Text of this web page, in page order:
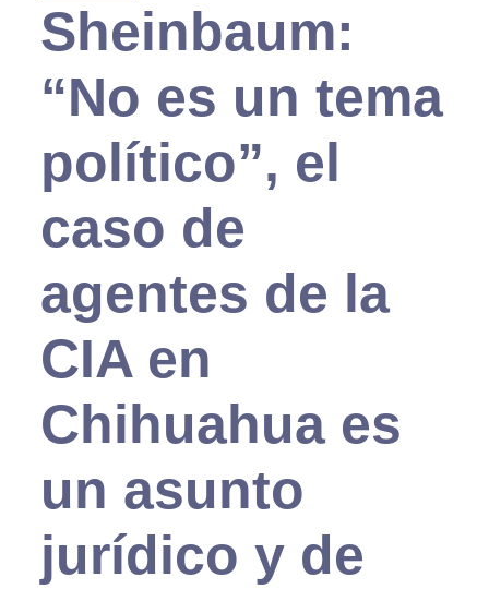
Sheinbaum:
“No es un tema
político”, el
caso de
agentes de la
CIA en
Chihuahua es
un asunto
jurídico y de